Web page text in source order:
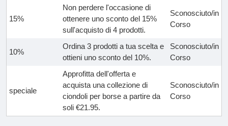
15%
Non perdere l'occasione di
ottenere uno sconto del 15%
sull'acquisto di 4 prodotti.
Sconosciuto/in
Corso
10%
Ordina 3 prodotti a tua scelta e
ottieni uno sconto del 10%.
Sconosciuto/in
Corso
speciale
Approfitta dell'offerta e
acquista una collezione di
ciondoli per borse a partire da
soli €21.95.
Sconosciuto/in
Corso